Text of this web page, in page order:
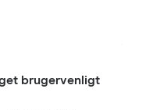
brugervenligt